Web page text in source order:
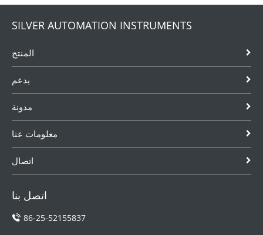
SILVER AUTOMATION INSTRUMENTS
المنتج
يدعم
مدونة
معلومات عنا
اتصال
اتصل بنا
86-25-52155837